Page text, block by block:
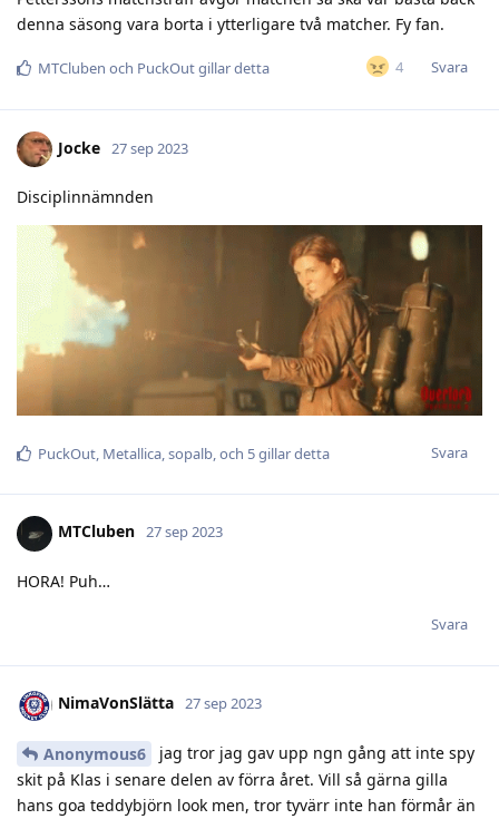
denna säsong vara borta i ytterligare två matcher. Fy fan.
4 Svara
MTCluben och PuckOutgillar detta
Jocke 27 sep 2023
Disciplinnämnden
Svara
PuckOut Metallica sopalb , och 5gillar detta
MTCluben 27 sep 2023
HORA! Puh…
Svara
NimaVonSlätta 27 sep 2023
Anonymous6
jag tror jag gav upp ngn gång att inte spy
skit på Klas i senare delen av förra året. Vill så gärna gilla
hans goa teddybjörn look men, tror tyvärr inte han förmår än